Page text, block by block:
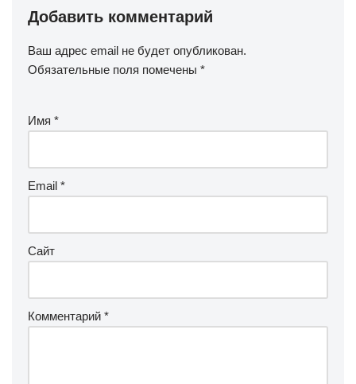
Добавить комментарий
Ваш адрес email не будет опубликован.
Обязательные поля помечены *
Имя *
Email *
Сайт
Комментарий *